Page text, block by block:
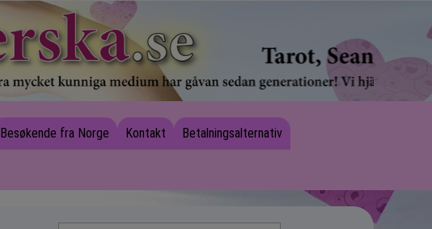
Besøkende fra Norge Kontakt Betalningsalternativ